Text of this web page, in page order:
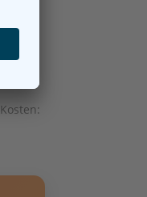
Kosten: